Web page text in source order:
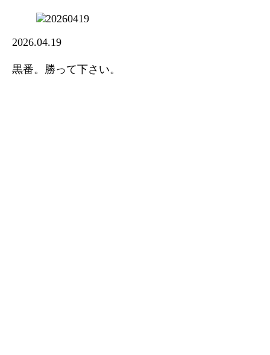
2026.04.19
黒番。勝って下さい。